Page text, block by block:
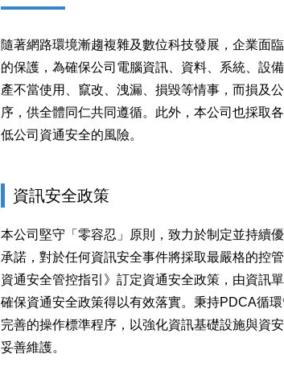
隨著網路環境漸趨複雜及數位科技發展，企業面
的保護，為確保公司電腦資訊、資料、系統、設
產不當使用、竄改、洩漏、損毀等情事，而損及
序，供全體同仁共同遵循。此外，本公司也採取
低公司資通安全的風險。
資訊安全政策
本公司堅守「零容忍」原則，致力於制定並持續
承諾，對於任何資訊安全事件將採取最嚴格的控
資通安全管控指引》訂定資通安全政策，由資訊
確保資通安全政策得以有效落實。秉持PDCA循
完善的操作標準程序，以強化資訊基礎設施與資
妥善維護。